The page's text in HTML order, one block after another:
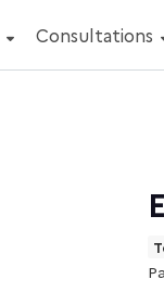
Consultations